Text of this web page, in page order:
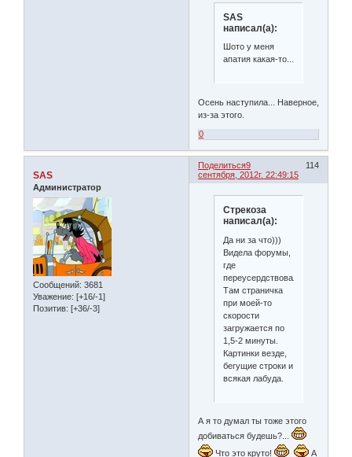
SAS
написал(а):
Шото у меня
апатия какая-то...
Осень наступила... Наверное,
из-за этого.
0
Поделиться 114
9
сентября, 2012г. 22:49:15
SAS
Администратор
Сообщений: 3681
Уважение: [+16/-1]
Позитив: [+36/-3]
Стрекоза
написал(а):
Да ни за что)))
Видела форумы,
где
переусердствовали...
Там страничка
при моей-то
скорости
загружается по
1,5-2 минуты.
Картинки везде,
бегущие строки и
всякая лабуда.
А я то думал ты тоже этого
добиваться будешь?...
Что это круто!
А